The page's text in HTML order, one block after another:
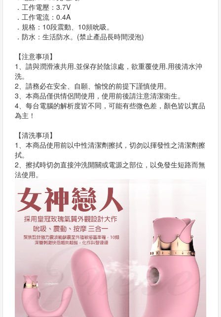
．工作電壓：3.7V
．工作電流：0.4A
．規格：10段震動、10頻吮吸。
．防水：生活防水。(禁止產品長時間浸泡)
【注意事項】
1、請與潤滑液共用.並保存於陰涼處，欲重覆使用.用後清水沖
洗。
2、請務必在安全、自願、愉悅的前提下謹慎使用。
3、本商品僅供情侶間使用，使用前後請注意清潔衛生。
4、每台電腦的解析度皆不同，可能有些微色差，顏色皆以實品
為主！
【清洗事項】
1、本商品使用前以中性清潔劑擦拭，切勿以揮發性之清潔劑擦
拭。
2、擦拭時切勿直接沖洗開關或電源之部位，以免發生短路而無
法使用。